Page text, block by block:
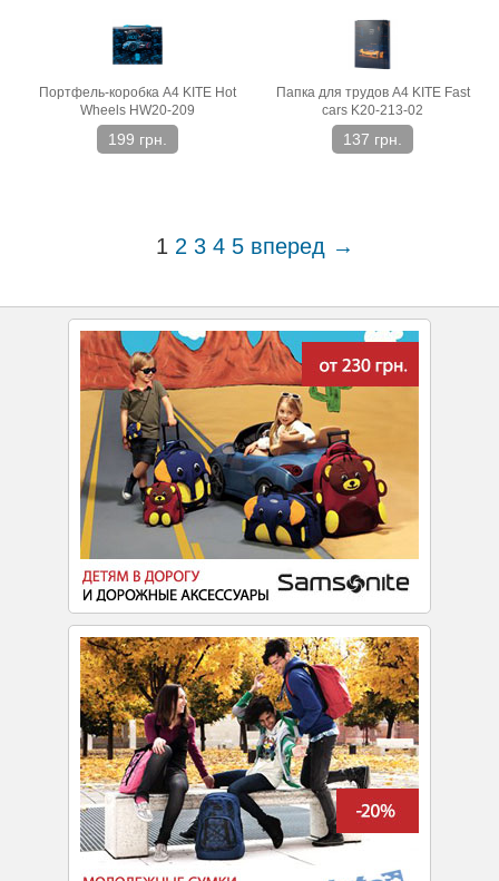
Портфель-коробка А4 KITE Hot
Wheels HW20-209
199 грн.
Папка для трудов A4 KITE Fast
cars K20-213-02
137 грн.
1 2 3 4 5 вперед